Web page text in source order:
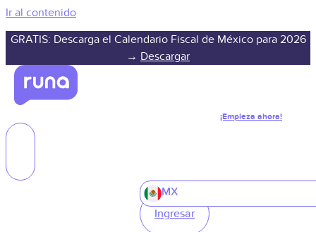
Ir al contenido
GRATIS: Descarga el Calendario Fiscal de México para 2026
→ Descargar
¡Empieza ahora!
MX
Ingresar